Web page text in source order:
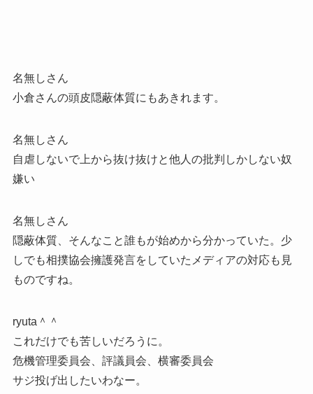
名無しさん
小倉さんの頭皮隠蔽体質にもあきれます。
名無しさん
自虐しないで上から抜け抜けと他人の批判しかしない奴
嫌い
名無しさん
隠蔽体質、そんなこと誰もが始めから分かっていた。少
しでも相撲協会擁護発言をしていたメディアの対応も見
ものですね。
ryuta＾＾
これだけでも苦しいだろうに。
危機管理委員会、評議員会、横審委員会
サジ投げ出したいわなー。